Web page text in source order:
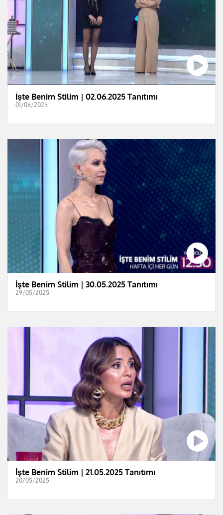
İşte Benim Stilim | 02.06.2025 Tanıtımı
01/06/2025
İşte Benim Stilim | 30.05.2025 Tanıtımı
29/05/2025
İşte Benim Stilim | 21.05.2025 Tanıtımı
20/05/2025